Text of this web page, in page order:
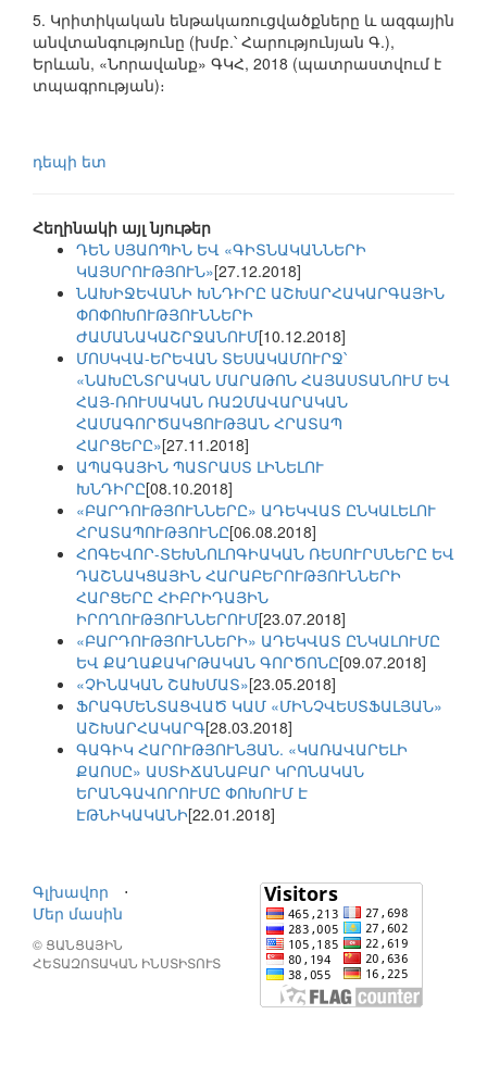
5. Կրիտիկական ենթակառուցվածքները և ազգային
անվտանգությունը (խմբ.՝ Հարությունյան Գ.),
Երևան, «Նորավանք» ԳԿՀ, 2018 (պատրաստվում է
տպագրության)։
դեպի ետ
Հեղինակի այլ նյութեր
ԴԵՆ ՍՅԱՈՊԻՆ ԵՎ «ԳԻՏՆԱԿԱՆՆԵՐԻ
ԿԱՅՍՐՈՒԹՅՈՒՆ»[27.12.2018]
ՆԱԽԻՋԵՎԱՆԻ ԽՆԴԻՐԸ ԱՇԽԱՐՀԱԿԱՐԳԱՅԻՆ
ՓՈՓՈԽՈՒԹՅՈՒՆՆԵՐԻ
ԺԱՄԱՆԱԿԱՇՐՋԱՆՈՒՄ[10.12.2018]
ՄՈՍԿՎԱ-ԵՐԵՎԱՆ ՏԵՍԱԿԱՄՈՒՐՋ՝
«ՆԱԽԸՆՏՐԱԿԱՆ ՄԱՐԱԹՈՆ ՀԱՅԱՍՏԱՆՈՒՄ ԵՎ
ՀԱՅ-ՌՈՒՍԱԿԱՆ ՌԱԶՄԱՎԱՐԱԿԱՆ
ՀԱՄԱԳՈՐԾԱԿՑՈՒԹՅԱՆ ՀՐԱՏԱՊ
ՀԱՐՑԵՐԸ»[27.11.2018]
ԱՊԱԳԱՅԻՆ ՊԱՏՐԱՍՏ ԼԻՆԵԼՈՒ
ԽՆԴԻՐԸ[08.10.2018]
«ԲԱՐԴՈՒԹՅՈՒՆՆԵՐԸ» ԱԴԵԿՎԱՏ ԸՆԿԱԼԵԼՈՒ
ՀՐԱՏԱՊՈՒԹՅՈՒՆԸ[06.08.2018]
ՀՈԳԵՎՈՐ-ՏԵԽՆՈԼՈԳԻԱԿԱՆ ՌԵՍՈՒՐՍՆԵՐԸ ԵՎ
ԴԱՇՆԱԿՑԱՅԻՆ ՀԱՐԱԲԵՐՈՒԹՅՈՒՆՆԵՐԻ
ՀԱՐՑԵՐԸ ՀԻԲՐԻԴԱՅԻՆ
ԻՐՈՂՈՒԹՅՈՒՆՆԵՐՈՒՄ[23.07.2018]
«ԲԱՐԴՈՒԹՅՈՒՆՆԵՐԻ» ԱԴԵԿՎԱՏ ԸՆԿԱԼՈՒՄԸ
ԵՎ ՔԱՂԱՔԱԿՐԹԱԿԱՆ ԳՈՐԾՈՆԸ[09.07.2018]
«ՉԻՆԱԿԱՆ ՇԱԽՄԱՏ»[23.05.2018]
ՖՐԱԳՄԵՆՏԱՑՎԱԾ ԿԱՄ «ՄԻՆՉՎԵՍՏՖԱԼՅԱՆ»
ԱՇԽԱՐՀԱԿԱՐԳ[28.03.2018]
ԳԱԳԻԿ ՀԱՐՈՒԹՅՈՒՆՅԱՆ. «ԿԱՌԱՎԱՐԵԼԻ
ՔԱՈՍԸ» ԱՍՏԻՃԱՆԱԲԱՐ ԿՐՈՆԱԿԱՆ
ԵՐԱՆԳԱՎՈՐՈՒՄԸ ՓՈԽՈՒՄ Է
ԷԹՆԻԿԱԿԱՆԻ[22.01.2018]
Գլխավոր
⋅
Մեր մասին
© ՑԱՆՑԱՅԻՆ
ՀԵՏԱԶՈՏԱԿԱՆ ԻՆՍՏԻՏՈՒՏ